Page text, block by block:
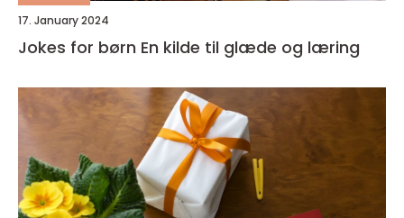
17. January 2024
Jokes for børn En kilde til glæde og læring